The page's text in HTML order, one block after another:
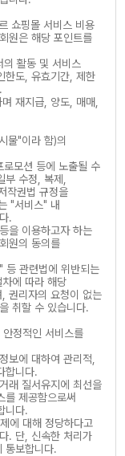
쇼핑몰 서비스 비용
원은 해당 포인트를
활동 및 서비스
한도, 유효기간, 제한
재지급, 양도, 매매,
물"이라 함)의
모션 등에 노출될 수
수정, 복제,
작권법 규정을
"서비스" 내
.
을 이용하고자 하는
원의 동의를
등 관련법에 위반되는
에 따라 해당
권리자의 요청이 없는
취할 수 있습니다.
정적인 서비스를
보에 대하여 관리적,
합니다.
래 질서유지에 최선을
를 제공함으로써
니다.
에 대해 정당하다고
. 단, 신속한 처리가
통보합니다.